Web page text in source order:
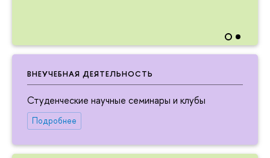
ВНЕУЧЕБНАЯ ДЕЯТЕЛЬНОСТЬ
Студенческие научные семинары и клубы
Подробнее